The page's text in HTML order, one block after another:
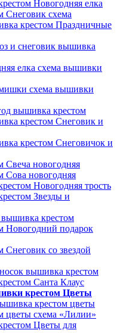
Новогодняя елка
Снеговик схема
крестом Праздничные
и снеговик вышивка
елка схема вышивки
схема вышивки
вышивка крестом
крестом Снеговик и
крестом Снеговичок и
новогодняя
Сова новогодняя
Новогодняя трость
Звезды и
крестом
Новогодний подарок
со звездой
вышивка крестом
Санта Клаус
крестом Цветы
крестом цветы
цветы схема «Лилии»
Цветы для